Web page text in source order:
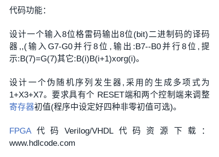
代码功能：
设计一个输入8位格雷码输出8位(bit)二进制码的译码
器,,(输入G7-G0并行8位,输出:B7--B0并行8位,提
示:B(7)=G(7)其它:B(i)B(i+1)xorg(i)。
设计一个伪随机序列发生器,采用的生成多项式为
1+X3+X7。要求具有个 RESET端和两个控制端来调整
寄存器初值(程序中设定好四种非零初值可选)。
FPGA 代码Verilog/VHDL代码资源下载：
www.hdlcode.com